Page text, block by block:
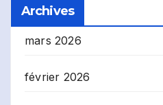
Archives
mars 2026
février 2026